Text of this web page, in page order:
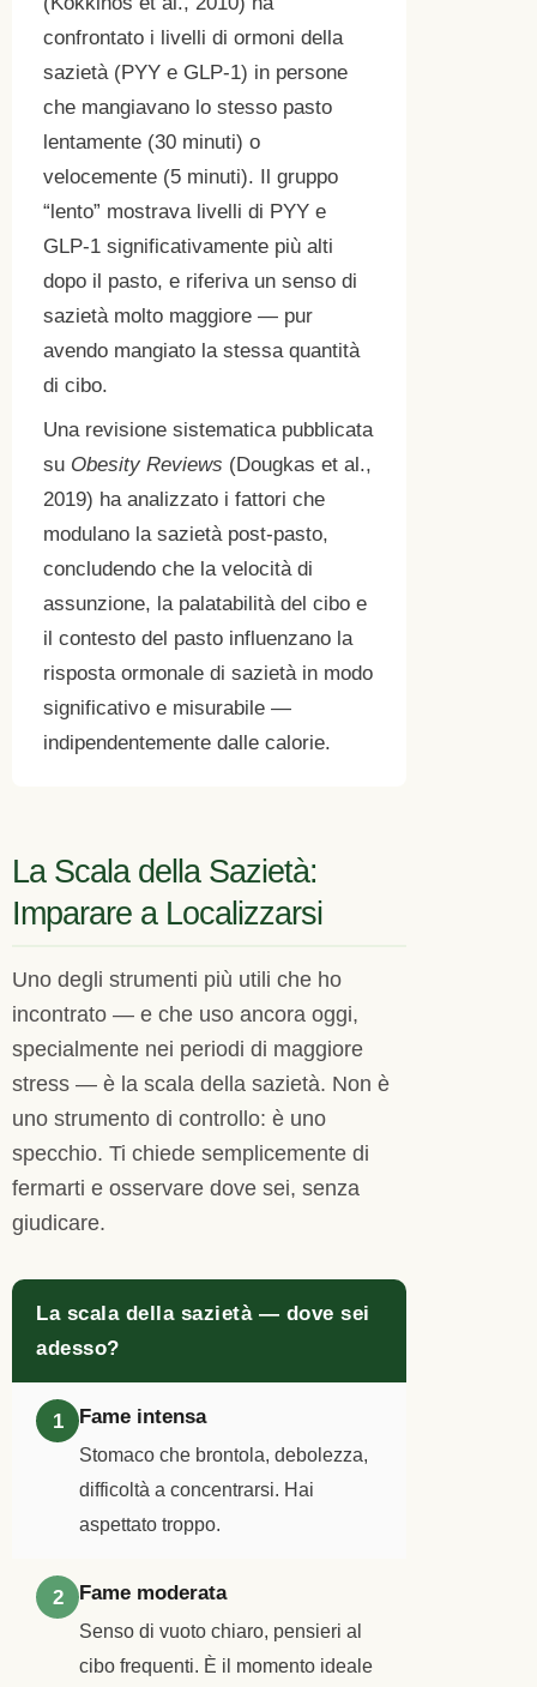
confrontato i livelli di ormoni della
sazietà (PYY e GLP-1) in persone
che mangiavano lo stesso pasto
lentamente (30 minuti) o
velocemente (5 minuti). Il gruppo
“lento” mostrava livelli di PYY e
GLP-1 significativamente più alti
dopo il pasto, e riferiva un senso di
sazietà molto maggiore — pur
avendo mangiato la stessa quantità
di cibo.
Una revisione sistematica pubblicata
su Obesity Reviews (Dougkas et al.,
2019) ha analizzato i fattori che
modulano la sazietà post-pasto,
concludendo che la velocità di
assunzione, la palatabilità del cibo e
il contesto del pasto influenzano la
risposta ormonale di sazietà in modo
significativo e misurabile —
indipendentemente dalle calorie.
La Scala della Sazietà:
Imparare a Localizzarsi
Uno degli strumenti più utili che ho
incontrato — e che uso ancora oggi,
specialmente nei periodi di maggiore
stress — è la scala della sazietà. Non è
uno strumento di controllo: è uno
specchio. Ti chiede semplicemente di
fermarti e osservare dove sei, senza
giudicare.
La scala della sazietà — dove sei
adesso?
1 Fame intensa
Stomaco che brontola, debolezza,
difficoltà a concentrarsi. Hai
aspettato troppo.
2 Fame moderata
Senso di vuoto chiaro, pensieri al
cibo frequenti. È il momento ideale